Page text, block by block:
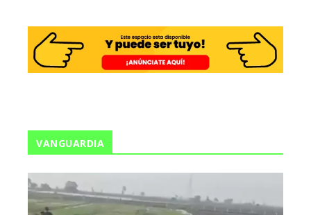
VANGUARDIA